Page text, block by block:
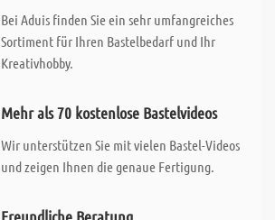
Bei Aduis finden Sie ein sehr umfangreiches
Sortiment für Ihren Bastelbedarf und Ihr
Kreativhobby.
Mehr als 70 kostenlose Bastelvideos
Wir unterstützen Sie mit vielen Bastel-Videos
und zeigen Ihnen die genaue Fertigung.